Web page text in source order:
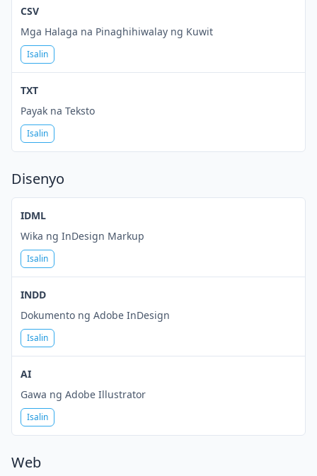
CSV
Mga Halaga na Pinaghihiwalay ng Kuwit
Isalin
TXT
Payak na Teksto
Isalin
Disenyo
IDML
Wika ng InDesign Markup
Isalin
INDD
Dokumento ng Adobe InDesign
Isalin
AI
Gawa ng Adobe Illustrator
Isalin
Web